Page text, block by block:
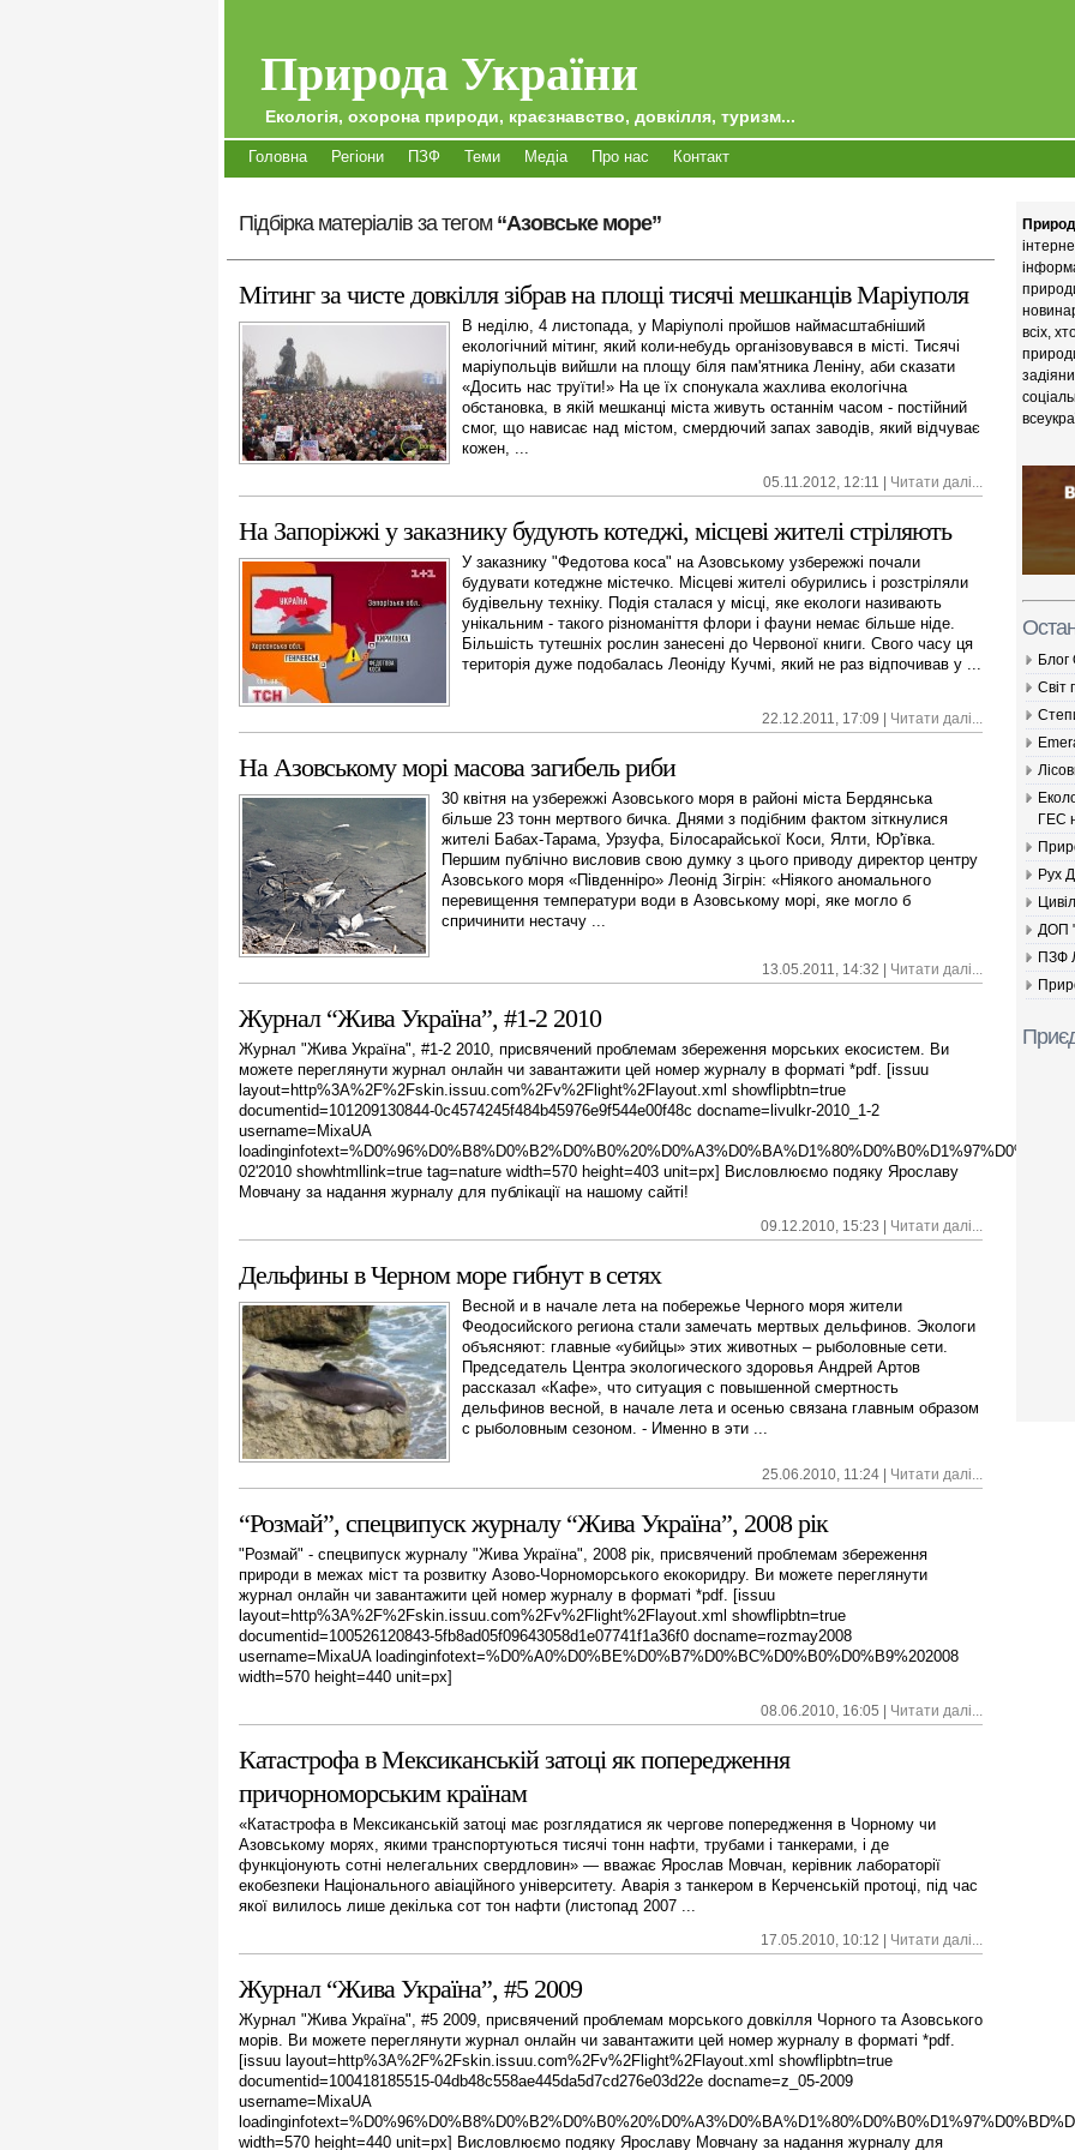
Природа України
Екологія, охорона природи, краєзнавство, довкілля, туризм...
Головна Регіони ПЗФ Теми Медіа Про нас Контакт
Підбірка матеріалів за тегом “Азовське море”
Мітинг за чисте довкілля зібрав на площі тисячі мешканців Маріуполя
В неділю, 4 листопада, у Маріуполі пройшов наймасштабніший
екологічний мітинг, який коли-небудь організовувався в місті. Тисячі
маріупольців вийшли на площу біля пам'ятника Леніну, аби сказати
«Досить нас труїти!» На це їх спонукала жахлива екологічна
обстановка, в якій мешканці міста живуть останнім часом - постійний
смог, що нависає над містом, смердючий запах заводів, який відчуває
кожен, ...
05.11.2012, 12:11 | Читати далі...
На Запоріжжі у заказнику будують котеджі, місцеві жителі стріляють
У заказнику "Федотова коса" на Азовському узбережжі почали
будувати котеджне містечко. Місцеві жителі обурились і розстріляли
будівельну техніку. Подія сталася у місці, яке екологи називають
унікальним - такого різноманіття флори і фауни немає більше ніде.
Більшість тутешніх рослин занесені до Червоної книги. Свого часу ця
територія дуже подобалась Леоніду Кучмі, який не раз відпочивав у ...
22.12.2011, 17:09 | Читати далі...
На Азовському морі масова загибель риби
30 квітня на узбережжі Азовського моря в районі міста Бердянська
більше 23 тонн мертвого бичка. Днями з подібним фактом зіткнулися
жителі Бабах-Тарама, Урзуфа, Білосарайської Коси, Ялти, Юр'ївка.
Першим публічно висловив свою думку з цього приводу директор центру
Азовського моря «Південніро» Леонід Зігрін: «Ніякого аномального
перевищення температури води в Азовському морі, яке могло б
спричинити нестачу ...
13.05.2011, 14:32 | Читати далі...
Журнал “Жива Україна”, #1-2 2010
Журнал "Жива Україна", #1-2 2010, присвячений проблемам збереження морських екосистем. Ви
можете переглянути журнал онлайн чи завантажити цей номер журналу в форматі *pdf. [issuu
layout=http%3A%2F%2Fskin.issuu.com%2Fv%2Flight%2Flayout.xml showflipbtn=true
documentid=101209130844-0c4574245f484b45976e9f544e00f48c docname=livulkr-2010_1-2
username=MixaUA
02'2010 showhtmllink=true tag=nature width=570 height=403 unit=px] Висловлюємо подяку Ярославу
Мовчану за надання журналу для публікації на нашому сайті!
09.12.2010, 15:23 | Читати далі...
Дельфины в Черном море гибнут в сетях
Весной и в начале лета на побережье Черного моря жители
Феодосийского региона стали замечать мертвых дельфинов. Экологи
объясняют: главные «убийцы» этих животных – рыболовные сети.
Председатель Центра экологического здоровья Андрей Артов
рассказал «Кафе», что ситуация с повышенной смертность
дельфинов весной, в начале лета и осенью связана главным образом
с рыболовным сезоном. - Именно в эти ...
25.06.2010, 11:24 | Читати далі...
“Розмай”, спецвипуск журналу “Жива Україна”, 2008 рік
"Розмай" - спецвипуск журналу "Жива Україна", 2008 рік, присвячений проблемам збереження
природи в межах міст та розвитку Азово-Чорноморського екокоридру. Ви можете переглянути
журнал онлайн чи завантажити цей номер журналу в форматі *pdf. [issuu
layout=http%3A%2F%2Fskin.issuu.com%2Fv%2Flight%2Flayout.xml showflipbtn=true
documentid=100526120843-5fb8ad05f09643058d1e07741f1a36f0 docname=rozmay2008
username=MixaUA loadinginfotext=%D0%A0%D0%BE%D0%B7%D0%BC%D0%B0%D0%B9%202008
width=570 height=440 unit=px]
08.06.2010, 16:05 | Читати далі...
Катастрофа в Мексиканській затоці як попередження
причорноморським країнам
«Катастрофа в Мексиканській затоці має розглядатися як чергове попередження в Чорному чи
Азовському морях, якими транспортуються тисячі тонн нафти, трубами і танкерами, і де
функціонують сотні нелегальних свердловин» — вважає Ярослав Мовчан, керівник лабораторії
екобезпеки Національного авіаційного університету. Аварія з танкером в Керченській протоці, під час
якої вилилось лише декілька сот тон нафти (листопад 2007 ...
17.05.2010, 10:12 | Читати далі...
Журнал “Жива Україна”, #5 2009
Журнал "Жива Україна", #5 2009, присвячений проблемам морського довкілля Чорного та Азовського
морів. Ви можете переглянути журнал онлайн чи завантажити цей номер журналу в форматі *pdf.
[issuu layout=http%3A%2F%2Fskin.issuu.com%2Fv%2Flight%2Flayout.xml showflipbtn=true
documentid=100418185515-04db48c558ae445da5d7cd276e03d22e docname=z_05-2009
username=MixaUA
width=570 height=440 unit=px] Висловлюємо подяку Ярославу Мовчану за надання журналу для
всіх,
Блог
Світ
ГЕС
Рух
ДОП
ПЗФ